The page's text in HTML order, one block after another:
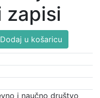
zapisi
Dodaj u košaricu
i naučno društvo